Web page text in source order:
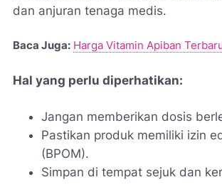
dan anjuran tenaga medis.
Baca Juga: Harga Vitamin Apiban
Hal yang perlu diperhatikan:
Jangan memberikan dosis
Pastikan produk memiliki izin
(BPOM).
Simpan di tempat sejuk dan